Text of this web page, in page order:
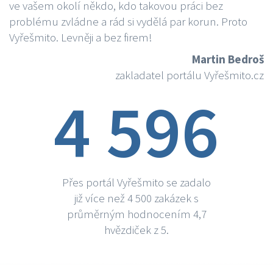
ve vašem okolí někdo, kdo takovou práci bez
problému zvládne a rád si vydělá par korun. Proto
Vyřešmito. Levněji a bez firem!
Martin Bedroš
zakladatel portálu Vyřešmito.cz
4 596
Přes portál Vyřešmito se zadalo
již více než 4 500 zakázek s
průměrným hodnocením 4,7
hvězdiček z 5.